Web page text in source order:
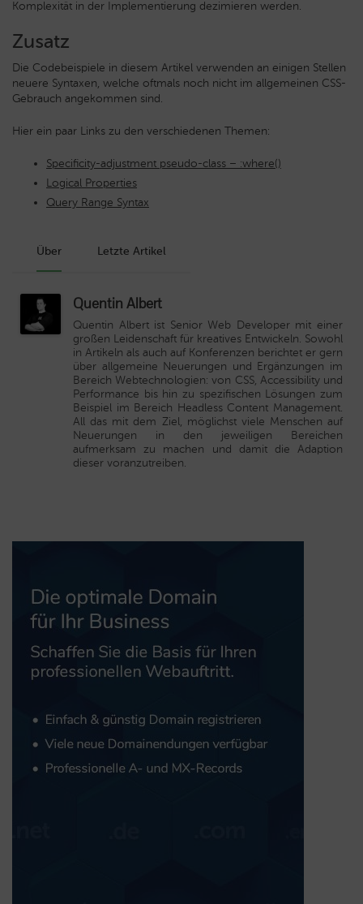
Komplexität in der Implementierung dezimieren werden.
Zusatz
Die Codebeispiele in diesem Artikel verwenden an einigen Stellen
neuere Syntaxen, welche oftmals noch nicht im allgemeinen CSS-
Gebrauch angekommen sind.
Hier ein paar Links zu den verschiedenen Themen:
Specificity-adjustment pseudo-class – :where()
Logical Properties
Query Range Syntax
Über Letzte Artikel
Quentin Albert
Quentin Albert ist Senior Web Developer mit einer
großen Leidenschaft für kreatives Entwickeln. Sowohl
in Artikeln als auch auf Konferenzen berichtet er gern
über allgemeine Neuerungen und Ergänzungen im
Bereich Webtechnologien: von CSS, Accessibility und
Performance bis hin zu spezifischen Lösungen zum
Beispiel im Bereich Headless Content Management.
All das mit dem Ziel, möglichst viele Menschen auf
Neuerungen in den jeweiligen Bereichen
aufmerksam zu machen und damit die Adaption
dieser voranzutreiben.